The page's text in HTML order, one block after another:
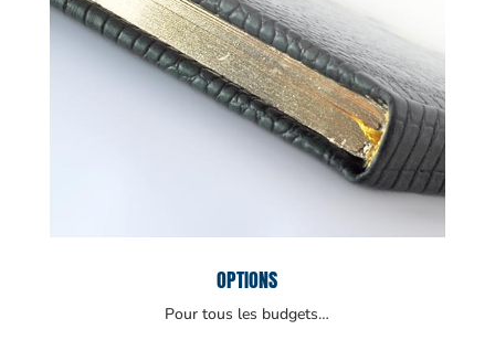
OPTIONS
Pour tous les budgets…